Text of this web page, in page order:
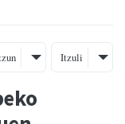
Itzuli